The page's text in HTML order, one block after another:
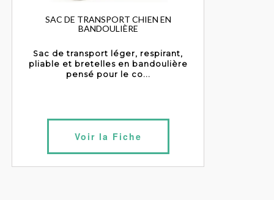
SAC DE TRANSPORT CHIEN EN
BANDOULIÈRE
Sac de transport léger, respirant,
pliable et bretelles en bandoulière
pensé pour le co...
Voir la Fiche